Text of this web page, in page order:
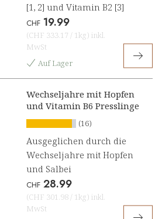
[1, 2] und Vitamin B2 [3]
CHF 19.99
(CHF 333.17 / 1kg) inkl.
MwSt
Auf Lager
Wechseljahre mit Hopfen
und Vitamin B6 Presslinge
(16)
Ausgeglichen durch die
Wechseljahre mit Hopfen
und Salbei
CHF 28.99
(CHF 301.98 / 1kg) inkl.
MwSt